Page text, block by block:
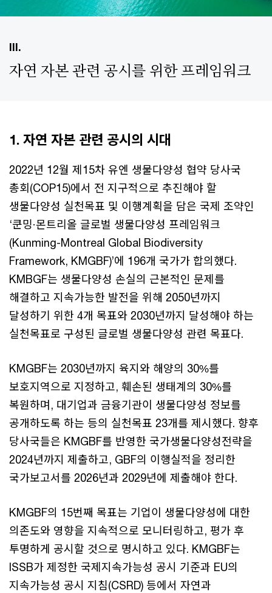
III.
자연 자본 관련 공시를 위한 프레임워크
1. 자연 자본 관련 공시의 시대
2022년 12월 제15차 유엔 생물다양성 협약 당사국
총회(COP15)에서 전 지구적으로 추진해야 할
생물다양성 실천목표 및 이행계획을 담은 국제 조약인
‘쿤밍·몬트리올 글로벌 생물다양성 프레임워크
(Kunming-Montreal Global Biodiversity
Framework, KMGBF)’에 196개 국가가 합의했다.
KMBGF는 생물다양성 손실의 근본적인 문제를
해결하고 지속가능한 발전을 위해 2050년까지
달성하기 위한 4개 목표와 2030년까지 달성해야 하는
실천목표로 구성된 글로벌 생물다양성 관련 목표다.
KMGBF는 2030년까지 육지와 해양의 30%를
보호지역으로 지정하고, 훼손된 생태계의 30%를
복원하며, 대기업과 금융기관이 생물다양성 정보를
공개하도록 하는 등의 실천목표 23개를 제시했다. 향후
당사국들은 KMGBF를 반영한 국가생물다양성전략을
2024년까지 제출하고, GBF의 이행실적을 정리한
국가보고서를 2026년과 2029년에 제출해야 한다.
KMGBF의 15번째 목표는 기업이 생물다양성에 대한
의존도와 영향을 지속적으로 모니터링하고, 평가 후
투명하게 공시할 것으로 명시하고 있다. KMGBF는
ISSB가 제정한 국제지속가능성 공시 기준과 EU의
지속가능성 공시 지침(CSRD) 등에서 자연과